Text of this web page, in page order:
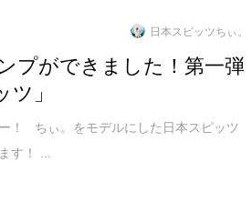
日本スピッツちぃ。
プができました！第一弾
」
！ ちぃ。をモデルにした日本スピッツ
！ ...